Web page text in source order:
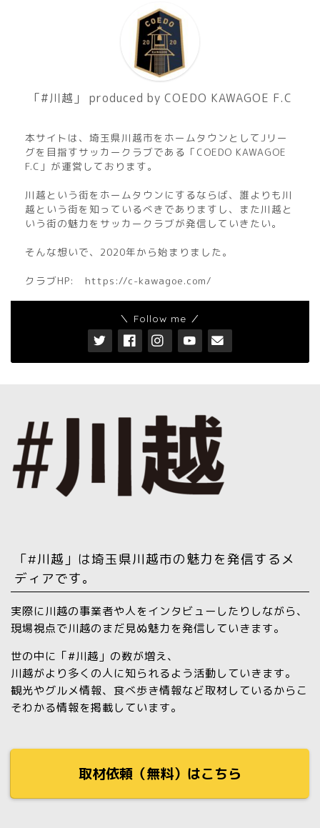
「#川越」 produced by COEDO KAWAGOE F.C
本サイトは、埼玉県川越市をホームタウンとしてJリー
グを目指すサッカークラブである「COEDO KAWAGOE
F.C」が運営しております。
川越という街をホームタウンにするならば、誰よりも川
越という街を知っているべきでありますし、また川越と
いう街の魅力をサッカークラブが発信していきたい。
そんな想いで、2020年から始まりました。
クラブHP: https://c-kawagoe.com/
＼ Follow me ／
「#川越」は埼玉県川越市の魅力を発信するメ
ディアです。
実際に川越の事業者や人をインタビューしたりしながら、
現場視点で川越のまだ見ぬ魅力を発信していきます。
世の中に「#川越」の数が増え、
川越がより多くの人に知られるよう活動していきます。
観光やグルメ情報、食べ歩き情報など取材しているからこ
そわかる情報を掲載しています。
取材依頼（無料）はこちら